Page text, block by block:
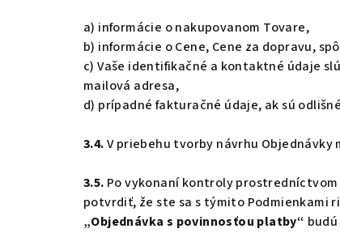
a) informácie o nakupovanom Tovare,
b) informácie o Cene, Cene za dopravu,
c) Vaše identifikačné a kontaktné údaje
mailová adresa,
d) prípadné fakturačné údaje, ak sú
3.4.V priebehu tvorby návrhu
3.5. Po vykonaní kontroly
potvrdiť, že ste sa s týmito Podmienkami
„Objednávka s povinnosťou platby“